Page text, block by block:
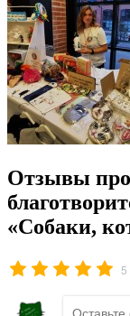
Отзывы
«Собаки,
5